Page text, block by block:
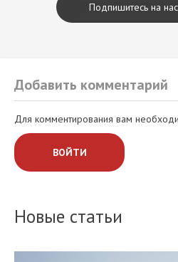
Подпишитесь на
Добавить комментарий
Для комментирования вам
ВОЙТИ
Новые статьи